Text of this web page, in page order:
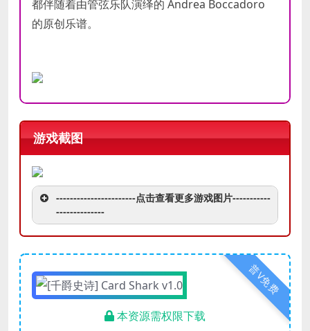
都伴随着由管弦乐队演绎的 Andrea Boccadoro
的原创乐谱。
游戏截图
-----------------------点击查看更多游戏图片-----------
--------------
普V免费
本资源需权限下载